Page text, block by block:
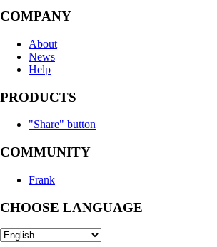
COMPANY
About
News
Help
PRODUCTS
"Share" button
COMMUNITY
Frank
CHOOSE LANGUAGE